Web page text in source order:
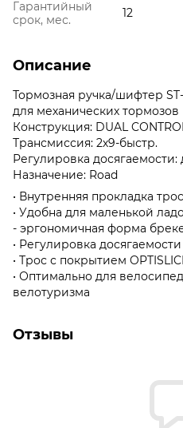
Гарантийный
срок, мес.
12
Описание
Тормозная ручка/шифтер
для механических тормозов
Конструкция: DUAL CONTROL
Трансмиссия: 2х9-быстр.
Регулировка досягаемости:
Назначение: Road
• Внутренняя прокладка
• Удобна для маленькой
- эргономичная форма
• Регулировка
• Трос с покрытием
• Оптимально для
велотуризма
Отзывы